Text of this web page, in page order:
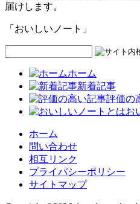
届けします。
「おいしいノート」
ホーム
新着記事
評価の
お
ホーム
問い合わせ
相互リンク
プライバシーポリシー
サイトマップ